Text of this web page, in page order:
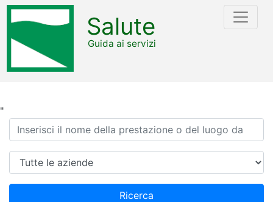
"
Salute
Guida ai servizi
Ricerca
Azienda
Ricerca